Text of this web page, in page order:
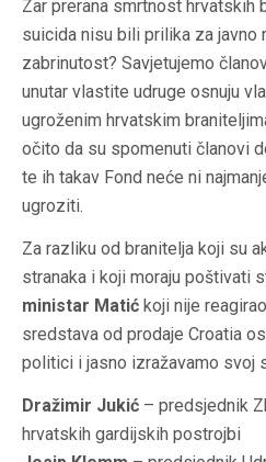
Zar prerana smrtnost hrvatskih
suicida nisu bili prilika za javno
zabrinutost? Savjetujemo
unutar vlastite udruge osnuju
ugroženim hrvatskim
očito da su spomenuti članovi
te ih takav Fond neće ni
ugroziti.
Za razliku od branitelja koji su
stranaka i koji moraju poštivati
ministar Matić koji nije
sredstava od prodaje Croatia
politici i jasno izražavamo svoj
Dražimir Jukić – predsjednik
hrvatskih gardijskih postrojbi